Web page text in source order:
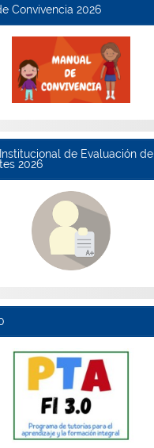
Convivencia 2026
de Evaluación de
2026